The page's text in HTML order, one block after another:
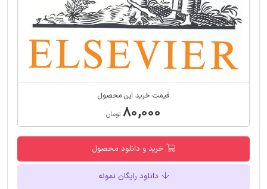
قیمت خرید این محصول
۸۰,۰۰۰ تومان
خرید و دانلود محصول
دانلود رایگان نمونه